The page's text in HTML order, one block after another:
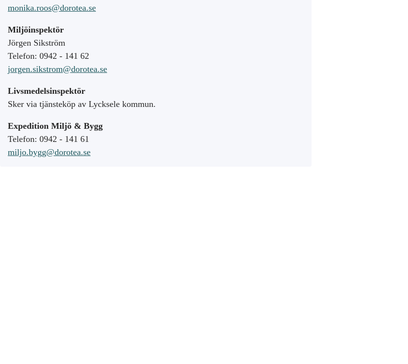
monika.roos@dorotea.se
Miljöinspektör
Jörgen Sikström
Telefon: 0942 - 141 62
jorgen.sikstrom@dorotea.se
Livsmedelsinspektör
Sker via tjänsteköp av Lycksele kommun.
Expedition Miljö & Bygg
Telefon: 0942 - 141 61
miljo.bygg@dorotea.se